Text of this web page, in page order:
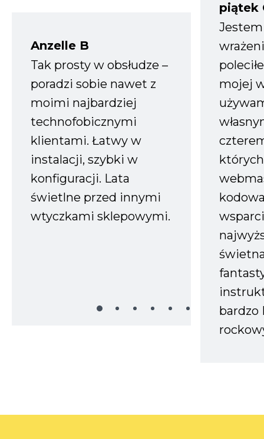
Anzelle B
Tak prosty w obsłudze –
poradzi sobie nawet z
moimi najbardziej
technofobicznymi
klientami. Łatwy w
instalacji, szybki w
konfiguracji. Lata
świetlne przed innymi
wtyczkami sklepowymi.
piątek
mojej
bardzo